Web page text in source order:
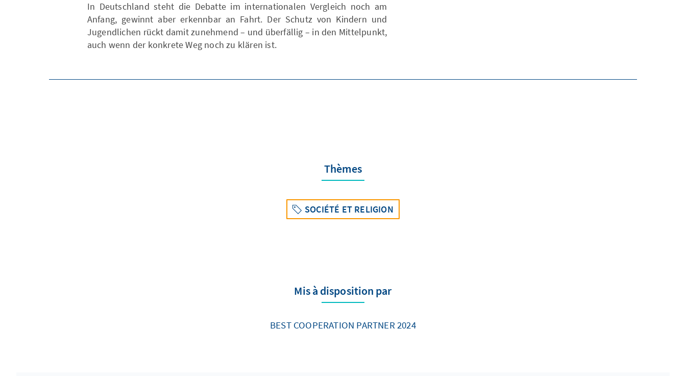
In Deutschland steht die Debatte im internationalen Vergleich noch am
Anfang, gewinnt aber erkennbar an Fahrt. Der Schutz von Kindern und
Jugendlichen rückt damit zunehmend – und überfällig – in den Mittelpunkt,
auch wenn der konkrete Weg noch zu klären ist.
Thèmes
SOCIÉTÉ ET RELIGION
Mis à disposition par
BEST COOPERATION PARTNER 2024